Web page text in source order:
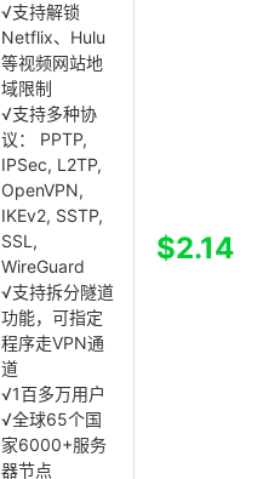
√支持解锁
Netflix、Hulu
等视频网站地
域限制
√支持多种协
议： PPTP,
IPSec, L2TP,
OpenVPN,
IKEv2, SSTP,
SSL,
WireGuard
√支持拆分隧道
功能，可指定
程序走VPN通
道
√1百多万用户
√全球65个国
家6000+服务
器节点
$2.14